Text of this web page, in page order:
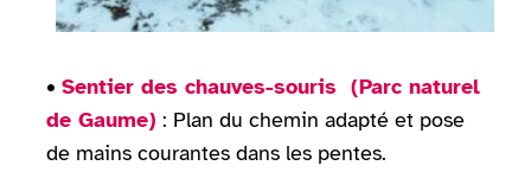
• Sentier des chauves-souris (Parc naturel
de Gaume) : Plan du chemin adapté et pose
de mains courantes dans les pentes.